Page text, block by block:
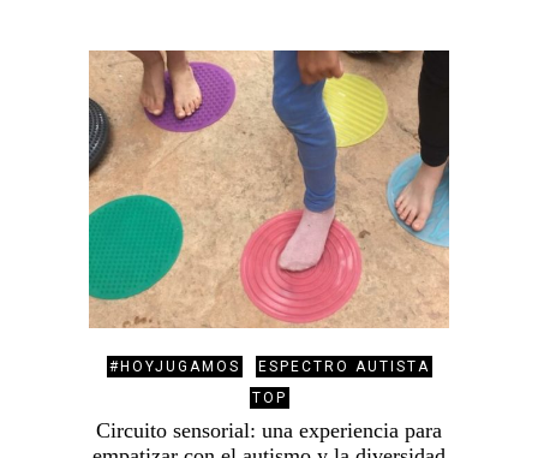
#HOYJUGAMOS
ESPECTRO AUTISTA
TOP
Circuito sensorial: una experiencia para